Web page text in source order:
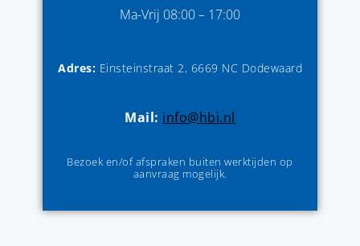
Ma-Vrij 08:00 – 17:00
Adres: Einsteinstraat 2, 6669 NC Dodewaard
Mail: info@hbi.nl
Bezoek en/of afspraken buiten werktijden op
aanvraag mogelijk.